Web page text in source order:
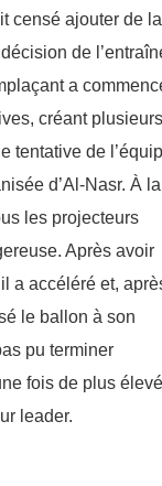
censé ajouter de la
de
a
créant plusieurs
tentative de
d’Al-Nasr. À la
les projecteurs
Après avoir
a accéléré et,
le ballon à son
pu terminer
fois de plus
leader.